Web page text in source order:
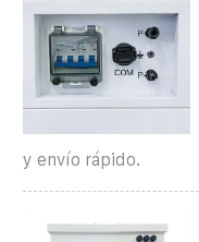
y envío rápido.